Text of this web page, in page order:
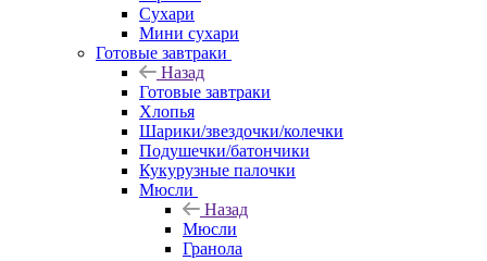
Сухари
Мини сухари
Готовые завтраки
Назад
Готовые завтраки
Хлопья
Шарики/звездочки/колечки
Подушечки/батончики
Кукурузные палочки
Мюсли
Назад
Мюсли
Гранола